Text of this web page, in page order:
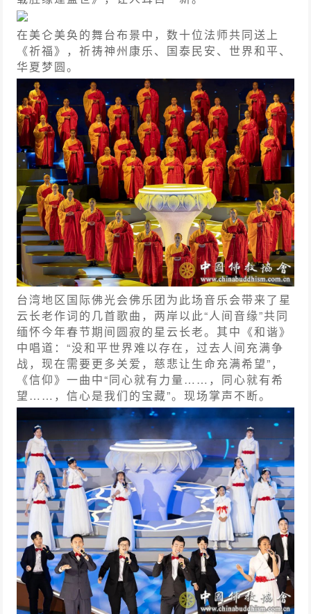
在美仑美奂的舞台布景中，数十位法师共同送上
《祈福》，祈祷神州康乐、国泰民安、世界和平、
华夏梦圆。
台湾地区国际佛光会佛乐团为此场音乐会带来了星
云长老作词的几首歌曲，两岸以此“人间音缘”共同
缅怀今年春节期间圆寂的星云长老。其中《和谐》
中唱道：“没和平世界难以存在，过去人间充满争
战，现在需要更多关爱，慈悲让生命充满希望”，
《信仰》一曲中“同心就有力量……，同心就有希
望……，信心是我们的宝藏”。现场掌声不断。